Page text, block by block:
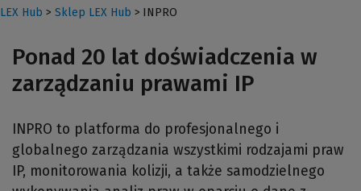
LEX Hub > Sklep LEX Hub > INPRO
Ponad 20 lat doświadczenia w
zarządzaniu prawami IP
INPRO to platforma do profesjonalnego i
globalnego zarządzania wszystkimi rodzajami praw
IP, monitorowania kolizji, a także samodzielnego